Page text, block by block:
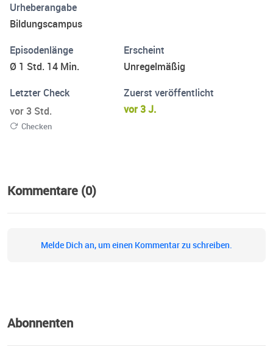
& Florian Schulleiter:innen Fragen bzw. hören einfach zu.
Urheberangabe
Bildungscampus
Episodenlänge
Ø 1 Std. 14 Min.
Erscheint
Unregelmäßig
Letzter Check
vor 3 Std.
Checken
Zuerst veröffentlicht
vor 3 J.
Kommentare (0)
Melde Dich an, um einen Kommentar zu schreiben.
Abonnenten